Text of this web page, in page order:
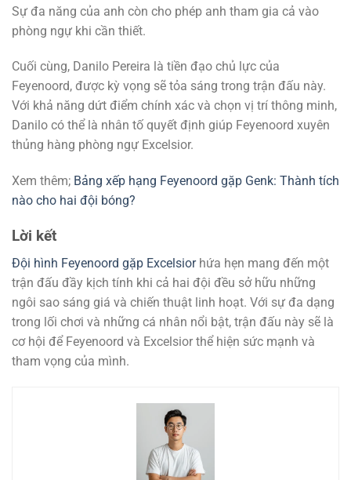
Sự đa năng của anh còn cho phép anh tham gia cả vào
phòng ngự khi cần thiết.
Cuối cùng, Danilo Pereira là tiền đạo chủ lực của
Feyenoord, được kỳ vọng sẽ tỏa sáng trong trận đấu này.
Với khả năng dứt điểm chính xác và chọn vị trí thông minh,
Danilo có thể là nhân tố quyết định giúp Feyenoord xuyên
thủng hàng phòng ngự Excelsior.
Xem thêm; Bảng xếp hạng Feyenoord gặp Genk: Thành tích
nào cho hai đội bóng?
Lời kết
Đội hình Feyenoord gặp Excelsiorhứa hẹn mang đến một
trận đấu đầy kịch tính khi cả hai đội đều sở hữu những
ngôi sao sáng giá và chiến thuật linh hoạt. Với sự đa dạng
trong lối chơi và những cá nhân nổi bật, trận đấu này sẽ là
cơ hội để Feyenoord và Excelsior thể hiện sức mạnh và
tham vọng của mình.